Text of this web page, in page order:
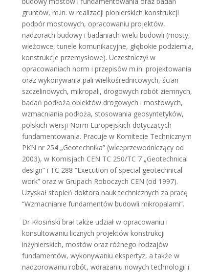
gruntów, m.in. w realizacji pionierskich konstrukcji
podpór mostowych, opracowaniu projektów,
nadzorach budowy i badaniach wielu budowli (mosty,
wieżowce, tunele komunikacyjne, głębokie podziemia,
konstrukcje przemysłowe). Uczestniczył w
opracowaniach norm i przepisów m.in. projektowania
oraz wykonywania pali wielkośrednicowych, ścian
szczelinowych, mikropali, drogowych robót ziemnych,
badań podłoża obiektów drogowych i mostowych,
wzmacniania podłoża, stosowania geosyntetyków,
polskich wersji Norm Europejskich dotyczących
fundamentowania. Pracuje w Komitecie Technicznym
PKN nr 254 „Geotechnika” (wiceprzewodniczący od
2003), w Komisjach CEN TC 250/TC 7 „Geotechnical
design” i TC 288 “Execution of special geotechnical
work” oraz w Grupach Roboczych CEN (od 1997).
Uzyskał stopień doktora nauk technicznych za pracę
“Wzmacnianie fundamentów budowli mikropalami”.
Dr Kłosiński brał także udział w opracowaniu i
konsultowaniu licznych projektów konstrukcji
inżynierskich, mostów oraz różnego rodzajów
fundamentów, wykonywaniu ekspertyz, a także w
nadzorowaniu robót, wdrażaniu nowych technologii i